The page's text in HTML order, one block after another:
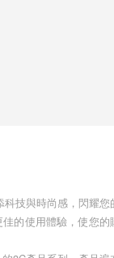
技與時尚感，閃耀您
的使用體驗，使您的